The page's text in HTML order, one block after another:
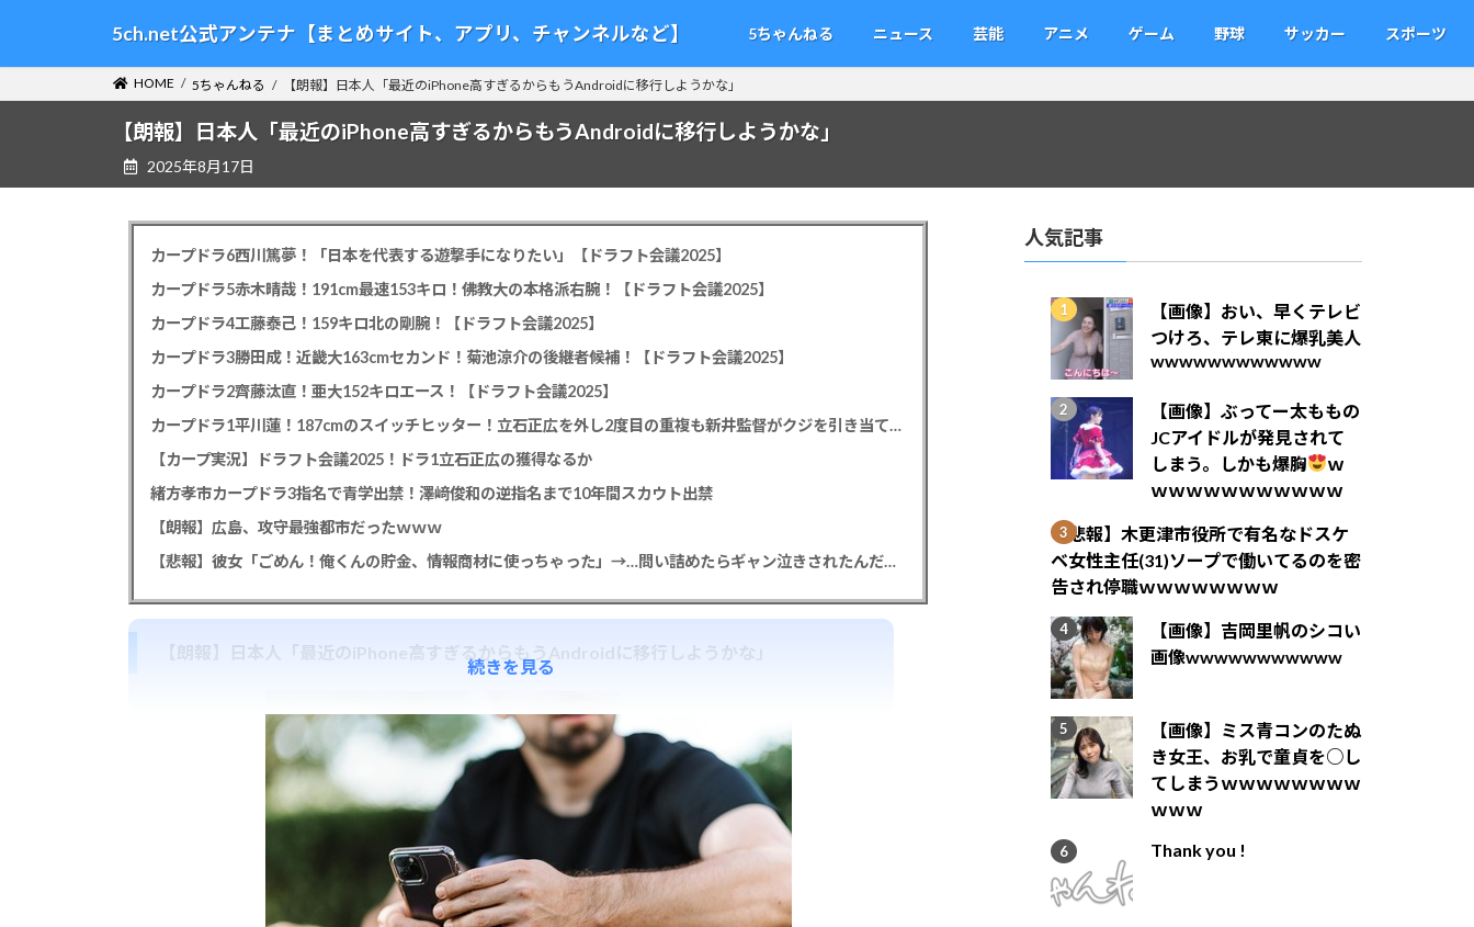
テ
ゲ
5ch.net公式アンテナ【まとめサイト、アプリ、チャンネルなど】 5ちゃんねる ニュース 芸能 アニメ ゲーム 野球 サッカー スポーツ
HOME 5ちゃんねる 【朗報】日本人「最近のiPhone高すぎるからもうAndroidに移行しようかな」
【朗報】日本人「最近のiPhone高すぎるからもうAndroidに移行しようかな」
2025年8月17日
カープドラ6西川篤夢！「日本を代表する遊撃手になりたい」【ドラフト会議2025】
カープドラ5赤木晴哉！191cm最速153キロ！佛教大の本格派右腕！【ドラフト会議2025】
カープドラ4工藤泰己！159キロ北の剛腕！【ドラフト会議2025】
カープドラ3勝田成！近畿大163cmセカンド！菊池涼介の後継者候補！【ドラフト会議2025】
カープドラ2齊藤汰直！亜大152キロエース！【ドラフト会議2025】
カープドラ1平川蓮！187cmのスイッチヒッター！立石正広を外し2度目の重複も新井監督がクジを引き当てる！【ドラフト会議2025】
【カープ実況】ドラフト会議2025！ドラ1立石正広の獲得なるか
緒方孝市カープドラ3指名で青学出禁！澤﨑俊和の逆指名まで10年間スカウト出禁
【朗報】広島、攻守最強都市だったｗｗｗ
【悲報】彼女「ごめん！俺くんの貯金、情報商材に使っちゃった」→…問い詰めたらギャン泣きされたんだが俺が悪いのか？
【朗報】日本人「最近のiPhone高すぎるからもうAndroidに移行しようかな」
続きを見る
人気記事
【画像】おい、早くテレビ
つけろ、テレ東に爆乳美人
wwwwwwwwwwww
【画像】ぶってー太ももの
JCアイドルが発見されて
しまう。しかも爆胸
ｗ
ｗｗｗｗｗｗｗｗｗｗｗ
【悲報】木更津市役所で有名なドスケ
ベ女性主任(31)ソープで働いてるのを密
告され停職ｗｗｗｗｗｗｗｗ
【画像】吉岡里帆のシコい
画像wwwwwwwwwww
【画像】ミス青コンのたぬ
き女王、お乳で童貞を○し
てしまうｗｗｗｗｗｗｗｗ
ｗｗｗ
Thank you !